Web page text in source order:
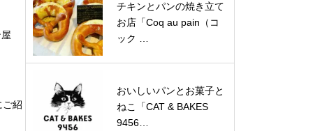
ご紹
チキンとパンの焼き立て
お店「Coq au pain（コ
ック …
おいしいパンとお菓子と
ねこ「CAT & BAKES
9456…